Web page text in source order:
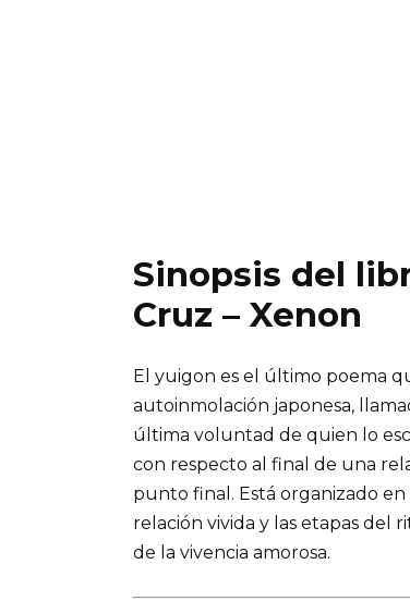
Sinopsis del
Cruz – Xenon
El yuigon es el último poema
autoinmolación japonesa,
última voluntad de quien lo
con respecto al final de una
punto final. Está organizado
relación vivida y las etapas del
de la vivencia amorosa.